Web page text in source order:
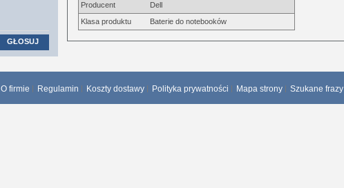
Producent
Dell
Klasa produktu
Baterie do notebooków
GŁOSUJ
O firmie Regulamin Koszty dostawy Polityka prywatności Mapa strony Szukane frazy